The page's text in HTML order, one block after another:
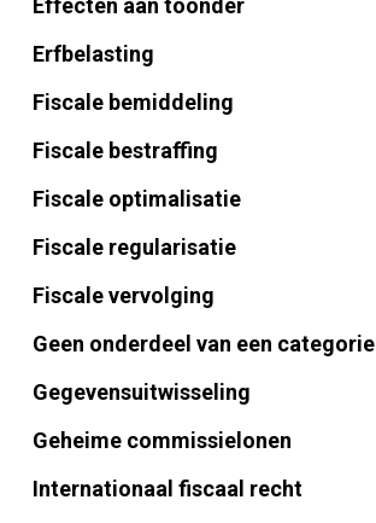
Effecten aan toonder
Erfbelasting
Fiscale bemiddeling
Fiscale bestraffing
Fiscale optimalisatie
Fiscale regularisatie
Fiscale vervolging
Geen onderdeel van een categorie
Gegevensuitwisseling
Geheime commissielonen
Internationaal fiscaal recht